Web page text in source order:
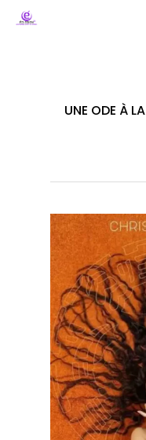
UNE ODE À